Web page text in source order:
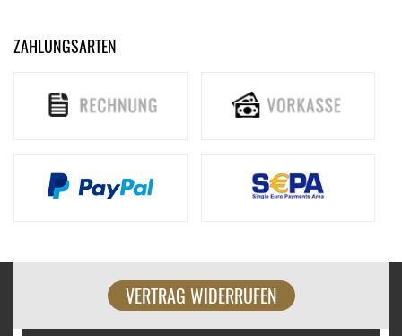
ZAHLUNGSARTEN
VERTRAG WIDERRUFEN